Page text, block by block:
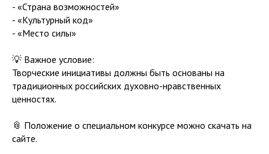
- «Страна возможностей»
- «Культурный код»
- «Место силы»
💡 Важное условие:
Творческие инициативы должны быть основаны на
традиционных российских духовно-нравственных
ценностях.
📎 Положение о специальном конкурсе можно скачать на
сайте.